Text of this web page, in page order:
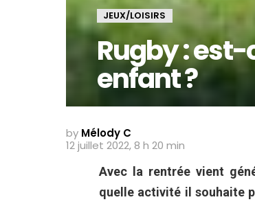
JEUX/LOISIRS
Rugby :
enfant ?
by Mélody C
12 juillet 2022, 8 h 20 min
Avec la rentrée vient
quelle activité il souhaite